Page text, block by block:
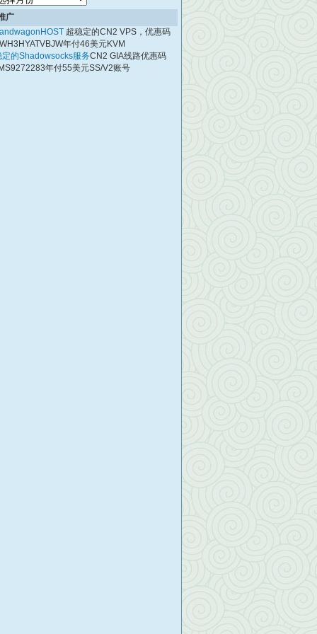
广
超稳定的CN2 VPS，优惠码
年付46美元KVM
定的Shadowsocks服务CN2 GIA线路优惠码
年付55美元SS/V2账号